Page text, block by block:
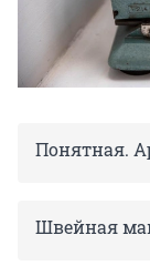
Понятная.
Швейная